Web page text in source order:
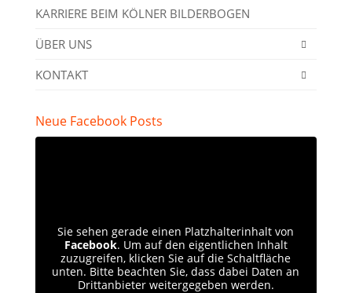
KARRIERE BEIM KÖLNER BILDERBOGEN
ÜBER UNS
KONTAKT
Neue Facebook Posts
Sie sehen gerade einen Platzhalterinhalt von
Facebook. Um auf den eigentlichen Inhalt
zuzugreifen, klicken Sie auf die Schaltfläche
unten. Bitte beachten Sie, dass dabei Daten an
Drittanbieter weitergegeben werden.